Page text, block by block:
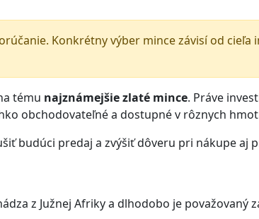
Konkrétny výber mince závisí od cieľa
tému najznámejšie zlaté mince. Práve
obchodovateľné a dostupné v rôznych
budúci predaj a zvýšiť dôveru pri nákupe aj
z Južnej Afriky a dlhodobo je považovaný